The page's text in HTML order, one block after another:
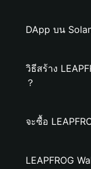
DApp บน
วิธีสร้าง
？
จะซื้อ
LEAPFROG